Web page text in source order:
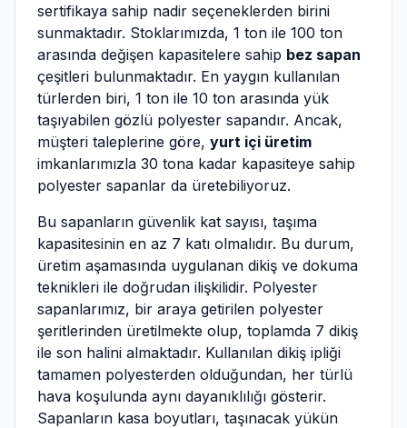
sertifikaya sahip nadir seçeneklerden birini
sunmaktadır. Stoklarımızda, 1 ton ile 100 ton
arasında değişen kapasitelere sahip bez sapan
çeşitleri bulunmaktadır. En yaygın kullanılan
türlerden biri, 1 ton ile 10 ton arasında yük
taşıyabilen gözlü polyester sapandır. Ancak,
müşteri taleplerine göre, yurt içi üretim
imkanlarımızla 30 tona kadar kapasiteye sahip
polyester sapanlar da üretebiliyoruz.
Bu sapanların güvenlik kat sayısı, taşıma
kapasitesinin en az 7 katı olmalıdır. Bu durum,
üretim aşamasında uygulanan dikiş ve dokuma
teknikleri ile doğrudan ilişkilidir. Polyester
sapanlarımız, bir araya getirilen polyester
şeritlerinden üretilmekte olup, toplamda 7 dikiş
ile son halini almaktadır. Kullanılan dikiş ipliği
tamamen polyesterden olduğundan, her türlü
hava koşulunda aynı dayanıklılığı gösterir.
Sapanların kasa boyutları, taşınacak yükün